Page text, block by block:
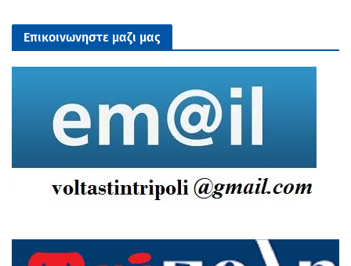
Επικοινωνηστε μαζι μας